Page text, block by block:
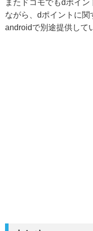
またドコモでもdポイ
ながら、dポイントに
androidで別途提供して